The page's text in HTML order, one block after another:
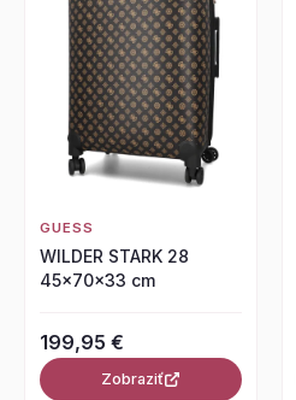
GUESS
WILDER STARK 28
45x70x33 cm
199,95 €
Zobraziť